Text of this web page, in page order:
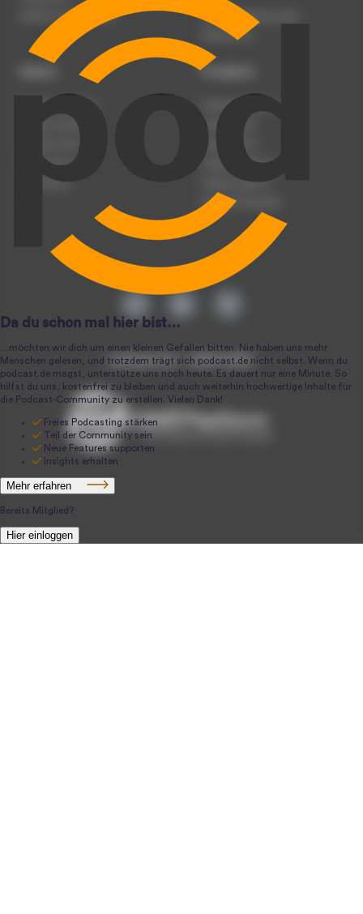
Werben auf podcast.de
Nutzungsbedingungen
Datenschutz
Podcast anmelden
Podcast hochladen
Podcast-Events
Registrierung
Anmeldung
Produkte
Podcast-Beratung
Podcast-Jobs
Podcast-Push
Podcast-Werbung
Podcast-Agentur
Podcast-Produktion
podcast.de ~ 2004-2026